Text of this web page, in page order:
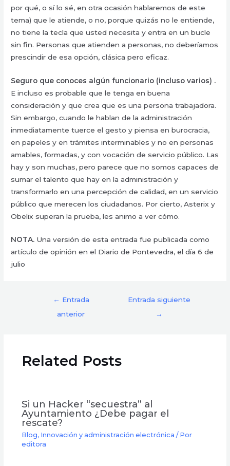
por qué, o sí lo sé, en otra ocasión hablaremos de este
tema) que le atiende, o no, porque quizás no le entiende,
no tiene la tecla que usted necesita y entra en un bucle
sin fin. Personas que atienden a personas, no deberíamos
prescindir de esa opción, clásica pero eficaz.
Seguro que conoces algún funcionario (incluso varios) .
E incluso es probable que le tenga en buena
consideración y que crea que es una persona trabajadora.
Sin embargo, cuando le hablan de la administración
inmediatamente tuerce el gesto y piensa en burocracia,
en papeles y en trámites interminables y no en personas
amables, formadas, y con vocación de servicio público. Las
hay y son muchas, pero parece que no somos capaces de
sumar el talento que hay en la administración y
transformarlo en una percepción de calidad, en un servicio
público que merecen los ciudadanos. Por cierto, Asterix y
Obelix superan la prueba, les animo a ver cómo.
NOTA. Una versión de esta entrada fue publicada como
artículo de opinión en el Diario de Pontevedra, el día 6 de
julio
← Entrada
anterior
Entrada siguiente
→
Related Posts
Si un Hacker “secuestra” al
Ayuntamiento ¿Debe pagar el
rescate?
Blog, Innovación y administración electrónica / Por
editora